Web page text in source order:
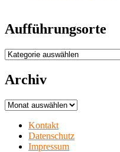
Aufführungsorte
Aufführungsorte
Archiv
Archiv
Kontakt
Datenschutz
Impressum